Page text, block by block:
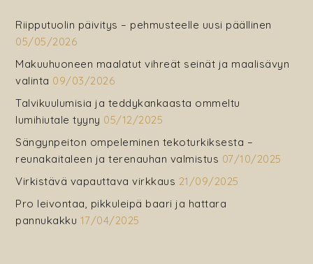
Riipputuolin päivitys – pehmusteelle uusi päällinen
05/05/2026
Makuuhuoneen maalatut vihreät seinät ja maalisävyn
valinta 09/03/2026
Talvikuulumisia ja teddykankaasta ommeltu
lumihiutale tyyny 05/12/2025
Sängynpeiton ompeleminen tekoturkiksesta –
reunakaitaleen ja terenauhan valmistus 07/10/2025
Virkistävä vapauttava virkkaus 21/09/2025
Pro leivontaa, pikkuleipä baari ja hattara
pannukakku 17/04/2025